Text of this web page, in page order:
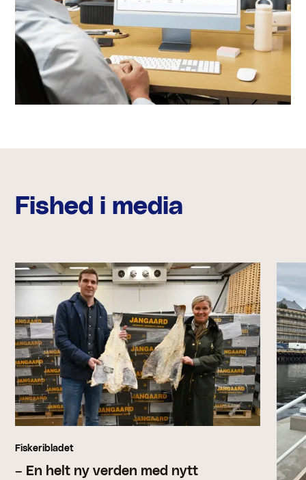
Fished i media
Fiskeribladet
– En helt ny verden med nytt